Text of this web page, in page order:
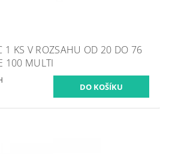
1 KS V ROZSAHU OD 20 DO 76
100 MULTI